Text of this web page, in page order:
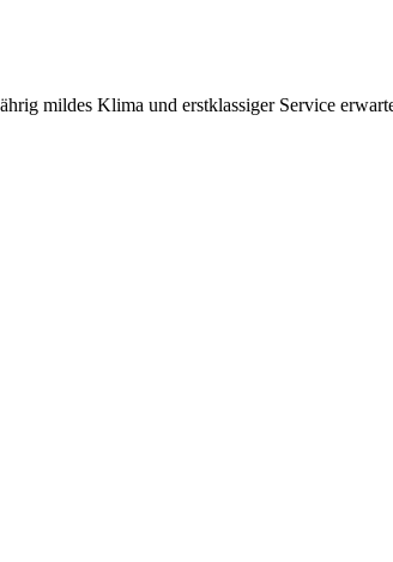
mildes Klima und erstklassiger Service